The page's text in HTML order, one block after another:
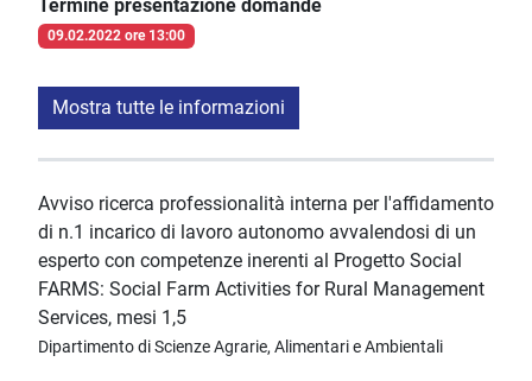
Termine presentazione domande
09.02.2022 ore 13:00
Mostra tutte le informazioni
Avviso ricerca professionalità interna per l'affidamento
di n.1 incarico di lavoro autonomo avvalendosi di un
esperto con competenze inerenti al Progetto Social
FARMS: Social Farm Activities for Rural Management
Services, mesi 1,5
Dipartimento di Scienze Agrarie, Alimentari e Ambientali